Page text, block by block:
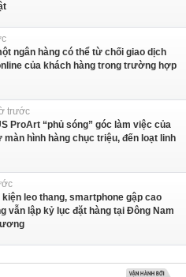
ngân hàng có thể từ chối giao dịch
của khách hàng trong trường hợp
trước
ProArt “phủ sóng” góc làm việc của
hình hàng chục triệu, đến loạt linh
kiện leo thang, smartphone gập cao
vẫn lập kỷ lục đặt hàng tại Đông Nam